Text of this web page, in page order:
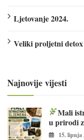
Ljetovanje 2024.
Veliki proljetni
Najnovije vijesti
Mali
u prirodi
15. lipnja